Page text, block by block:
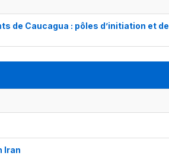
de Caucagua : pôles d’initiation et de
Iran